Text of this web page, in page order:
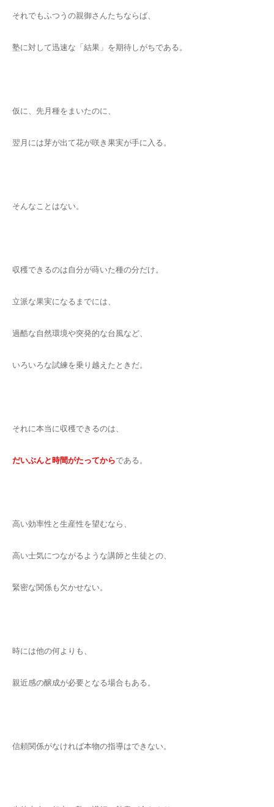
それでもふつうの親御さんたちならば、
塾に対して迅速な「結果」を期待しがちである。
仮に、先月種をまいたのに、
翌月には芽が出て花が咲き果実が手に入る。
そんなことはない。
収穫できるのは自分が蒔いた種の分だけ。
立派な果実になるまでには、
過酷な自然環境や突発的な台風など、
いろいろな試練を乗り越えたときだ。
それに本当に収穫できるのは、
だいぶんと時間がたってからである。
高い効率性と生産性を望むなら、
高い士気につながるような講師と生徒との、
緊密な関係も欠かせない。
時には他の何よりも、
親近感の醸成が必要となる場合もある。
信頼関係がなければ本物の指導はできない。